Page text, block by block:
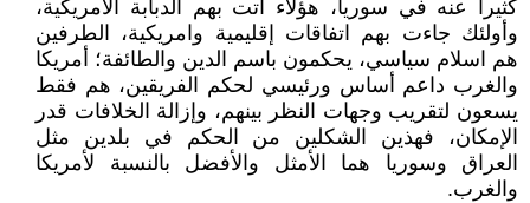
كثيرا عنه في سوريا، هؤلاء أتت بهم الدبابة الامريكية،
وأولئك جاءت بهم اتفاقات إقليمية وامريكية، الطرفين
هم اسلام سياسي، يحكمون باسم الدين والطائفة؛ أمريكا
والغرب داعم أساس ورئيسي لحكم الفريقين، هم فقط
يسعون لتقريب وجهات النظر بينهم، وإزالة الخلافات قدر
الإمكان، فهذين الشكلين من الحكم في بلدين مثل
العراق وسوريا هما الأمثل والأفضل بالنسبة لأمريكا
والغرب.